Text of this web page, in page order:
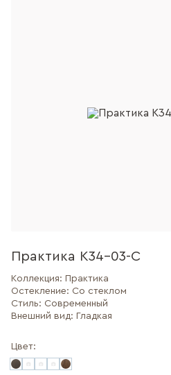
Практика К34-03-С
Коллекция: Практика
Остекление: Со стеклом
Стиль: Современный
Внешний вид: Гладкая
Цвет: